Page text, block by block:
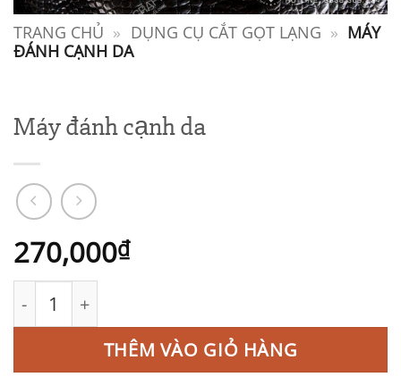
TRANG CHỦ » DỤNG CỤ CẮT GỌT LẠNG » MÁY
ĐÁNH CẠNH DA
Máy đánh cạnh da
270,000₫
Máy đánh cạnh da số lượng
THÊM VÀO GIỎ HÀNG